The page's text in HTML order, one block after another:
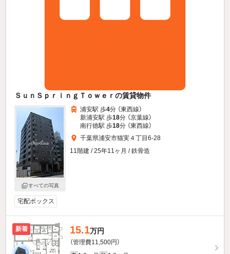
ＳｕｎＳｐｒｉｎｇＴｏｗｅｒの賃貸物件
すべての写真
浦安駅 歩4分 （東西線）
新浦安駅 歩18分 （京葉線）
南行徳駅 歩18分 （東西線）
千葉県浦安市猫実４丁目6-28
11階建 / 25年11ヶ月 / 鉄骨造
宅配ボックス
新着 15.1万円
（管理費11,500円）